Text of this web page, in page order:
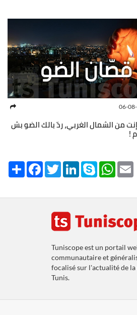
06-
من الشمال الغربي، ردّ بالك الضو بش
!
Share FacebookTwitterLinkedInSkype
Tuniscope est un portail
communautaire et
focalisé sur l'actualité de la
Tunis.